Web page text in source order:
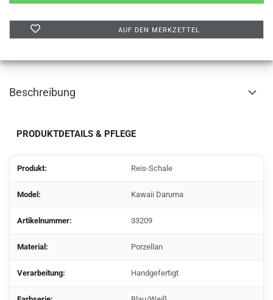
AUF DEN MERKZETTEL
Beschreibung
PRODUKTDETAILS & PFLEGE
Produkt: Reis-Schale
Model: Kawaii Daruma
Artikelnummer: 33209
Material: Porzellan
Verarbeitung: Handgefertigt